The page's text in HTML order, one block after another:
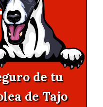
de tu
de Tajo